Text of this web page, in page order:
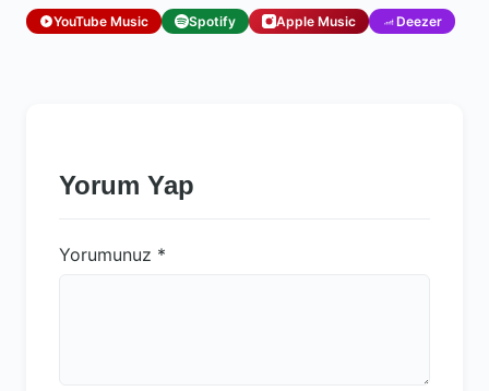
YouTube Music Spotify Apple Music Deezer
Yorum Yap
Yorumunuz *